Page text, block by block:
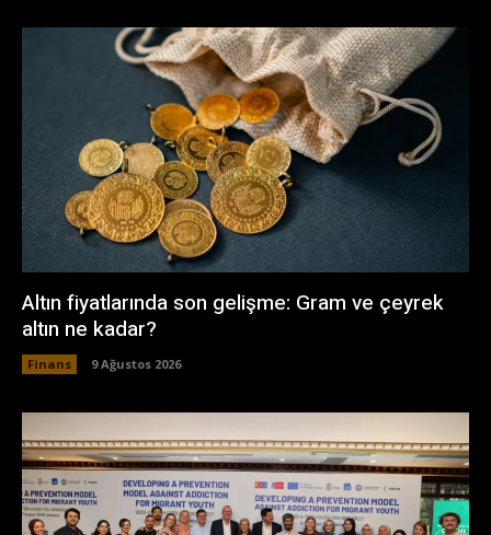
Altın fiyatlarında son gelişme: Gram ve çeyrek
altın ne kadar?
Finans 9 Ağustos 2026